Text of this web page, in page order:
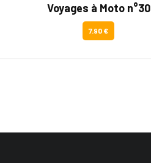
Voyages à Moto n°30
7.90 €